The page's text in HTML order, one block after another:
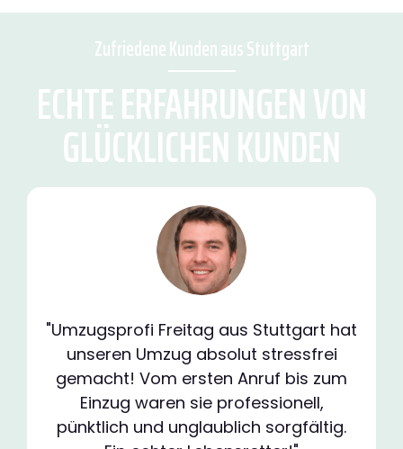
Zufriedene Kunden aus Stuttgart
ECHTE ERFAHRUNGEN VON
GLÜCKLICHEN KUNDEN
"Umzugsprofi Freitag aus Stuttgart hat
unseren Umzug absolut stressfrei
gemacht! Vom ersten Anruf bis zum
Einzug waren sie professionell,
pünktlich und unglaublich sorgfältig.